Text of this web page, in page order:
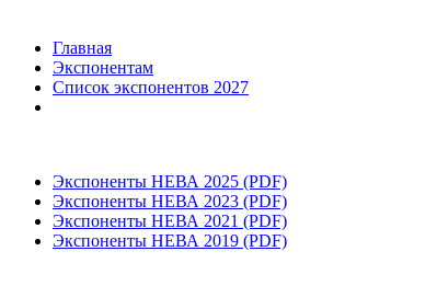
Главная
Экспонентам
Список экспонентов 2027
Экспоненты НЕВА 2025 (PDF)
Экспоненты НЕВА 2023 (PDF)
Экспоненты НЕВА 2021 (PDF)
Экспоненты НЕВА 2019 (PDF)